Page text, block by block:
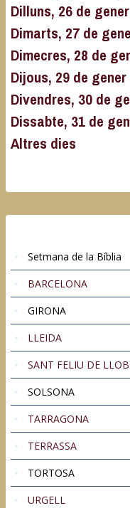
Dilluns, 26 de
Dimarts, 27 de
Dimecres, 28 de
Dijous, 29 de
Divendres, 30 de
Dissabte, 31 de
Altres dies
Setmana de la Bíblia
BARCELONA
GIRONA
LLEIDA
SANT FELIU DE
SOLSONA
TARRAGONA
TERRASSA
TORTOSA
URGELL